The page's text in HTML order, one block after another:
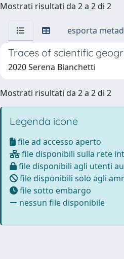
Mostrati risultati da 2 a 2 di 2
esporta
Traces of scientific
2020 Serena Bianchetti
Mostrati risultati da 2 a 2 di 2
Legenda icone
file ad accesso aperto
file disponibili sulla rete
file disponibili agli utenti
file disponibili solo agli
file sotto embargo
nessun file disponibile